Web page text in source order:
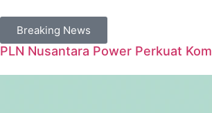
Breaking News
PLN Nusantara Power Perkuat